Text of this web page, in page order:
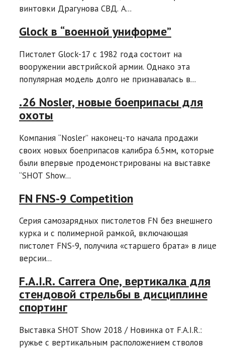
винтовки Драгунова СВД. A...
Glock в “военной униформе”
Пистолет Glock-17 с 1982 года состоит на
вооружении австрийской армии. Однако эта
популярная модель долго не признавалась в...
.26 Nosler, новые боеприпасы для
охоты
Компания “Nosler” наконец-то начала продажи
своих ​​новых боеприпасов калибра 6.5мм, которые
были впервые продемонстрированы на выставке
“SHOT Show...
FN FNS-9 Competition
Серия самозарядных пистолетов FN без внешнего
курка и с полимерной рамкой, включающая
пистолет FNS-9, получила «старшего брата» в лице
версии...
F.A.I.R. Carrera One, вертикалка для
стендовой стрельбы в дисциплине
спортинг
Выставка SHOT Show 2018 / Новинка от F.A.I.R.:
ружье с вертикальным расположением стволов